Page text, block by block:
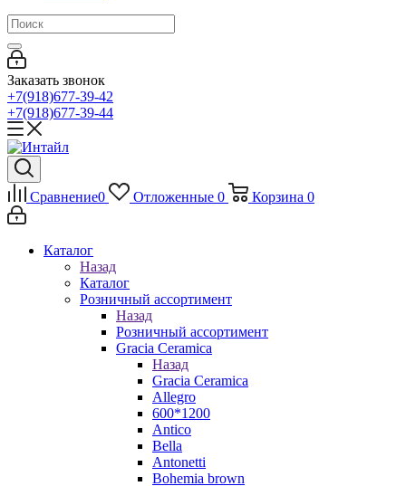
Заказать звонок
+7(918)677-39-42
+7(918)677-39-44
Сравнение0 Отложенные 0 Корзина 0
Каталог
Назад
Каталог
Розничный ассортимент
Назад
Розничный ассортимент
Gracia Ceramica
Назад
Gracia Ceramica
Allegro
600*1200
Antico
Bella
Antonetti
Bohemia brown